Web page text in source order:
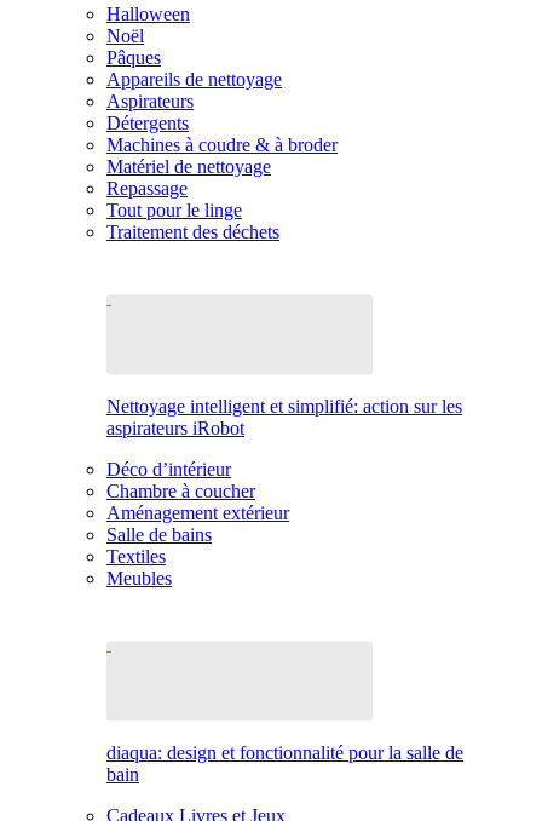
Halloween
Noël
Pâques
Appareils de nettoyage
Aspirateurs
Détergents
Machines à coudre & à broder
Matériel de nettoyage
Repassage
Tout pour le linge
Traitement des déchets
Nettoyage intelligent et simplifié: action sur les
aspirateurs iRobot
Déco d’intérieur
Chambre à coucher
Aménagement extérieur
Salle de bains
Textiles
Meubles
diaqua: design et fonctionnalité pour la salle de
bain
Cadeaux Livres et Jeux